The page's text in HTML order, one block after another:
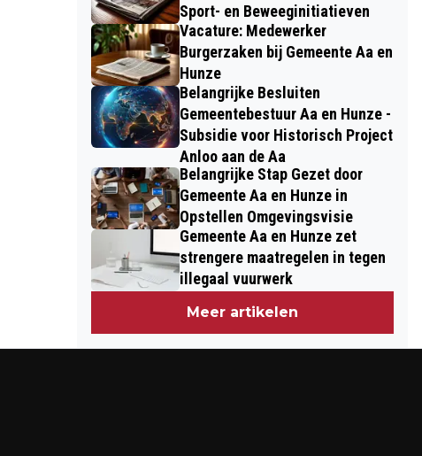
Sport- en Beweeginitiatieven
Vacature: Medewerker
Burgerzaken bij Gemeente Aa en
Hunze
Belangrijke Besluiten
Gemeentebestuur Aa en Hunze -
Subsidie voor Historisch Project
Anloo aan de Aa
Belangrijke Stap Gezet door
Gemeente Aa en Hunze in
Opstellen Omgevingsvisie
Gemeente Aa en Hunze zet
strengere maatregelen in tegen
illegaal vuurwerk
Meer artikelen